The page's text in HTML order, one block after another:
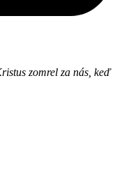
zomrel za nás, keď